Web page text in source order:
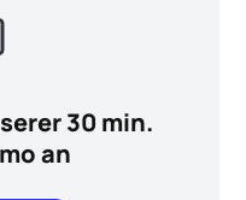
30 min.
an